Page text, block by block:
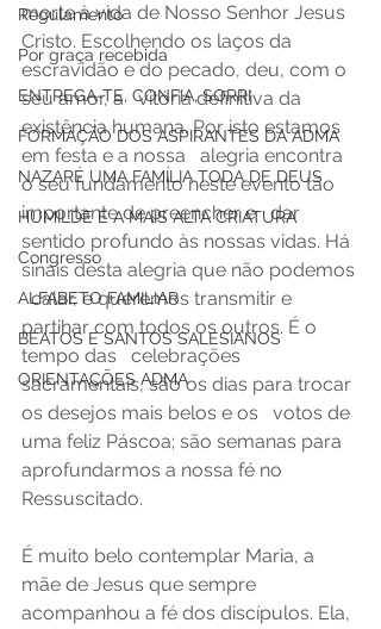
Regulamento
Por graça recebida
ENTREGA-TE, CONFIA, SORRI
FORMAÇÃO DOS ASPIRANTES DA ADMA
NAZARÉ UMA FAMÍLIA TODA DE DEUS
HUMILDE E A MAIS ALTA CRIATURA
Congresso
ALFABETO FAMILIAR
BEATOS E SANTOS SALESIANOS
ORIENTAÇÕES ADMA
morte à vida de Nosso Senhor Jesus
Cristo. Escolhendo os laços da
escravidão e do pecado, deu, com o
seu amor, a   vitória definitiva da
existência humana. Por isto estamos
em festa e a nossa   alegria encontra
o seu fundamento neste evento tão
importante de preencher e   dar
sentido profundo às nossas vidas. Há
sinais desta alegria que não podemos
  calar, e queremos transmitir e
partihar com todos os outros. É o
tempo das   celebrações
sacramentais, são os dias para trocar
os desejos mais belos e os   votos de
uma feliz Páscoa; são semanas para
aprofundarmos a nossa fé no
Ressuscitado.
É muito belo contemplar Maria, a
mãe de Jesus que sempre
acompanhou a fé dos discípulos. Ela,